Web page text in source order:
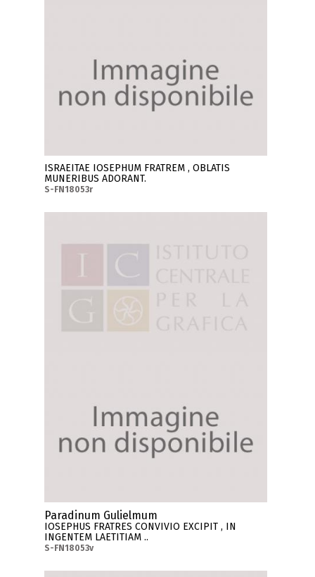
ISRAEITAE IOSEPHUM FRATREM , OBLATIS
MUNERIBUS ADORANT.
S-FN18053r
Paradinum Gulielmum
IOSEPHUS FRATRES CONVIVIO EXCIPIT , IN
INGENTEM LAETITIAM ..
S-FN18053v